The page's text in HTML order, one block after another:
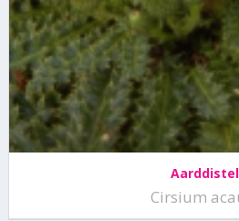
Aarddistel
Cirsium